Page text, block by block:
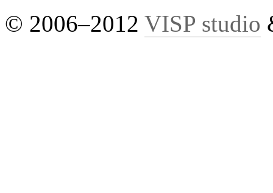
© 2006–2012 VISP studio